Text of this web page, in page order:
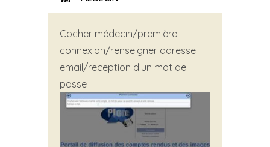
Cocher médecin/première
connexion/renseigner adresse
email/reception d’un mot de
passe